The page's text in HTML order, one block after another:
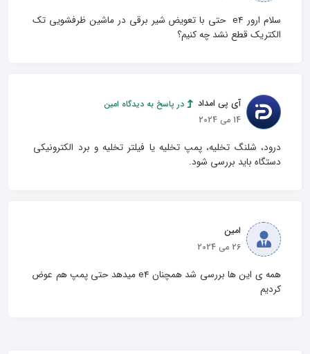
سلام ارور e4  حتی با تعویض شیر برقی در ماشین ظرفشویی تک
الکتریک قطع نشد چه کنیم؟
آی پی امداد
در پاسخ به دیدگاه امین
14 می 2024
درود، شلنگ تخلیه، پمپ تخلیه یا فیلتر تخلیه و برد الکترونیکی
دستگاه باید بررسی شود.
امین
26 می 2024
همه ی این ها بررسی شد همچنان e4 میدهد حتی پمپ هم عوض
کردیم